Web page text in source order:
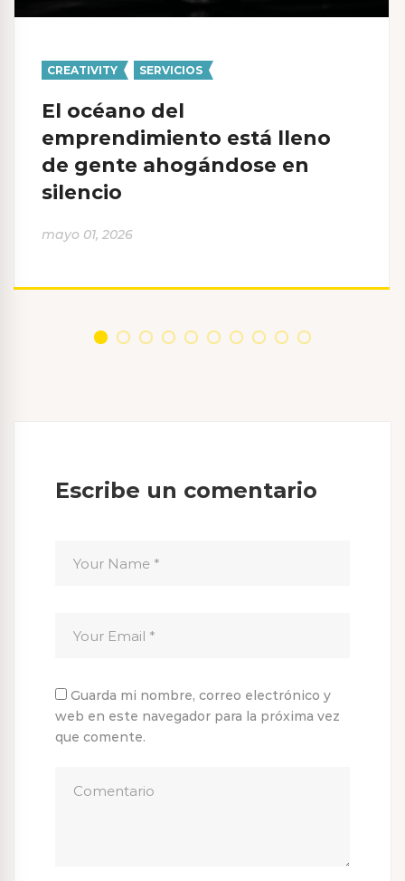
CREATIVITY SERVICIOS
El océano del
emprendimiento está lleno
de gente ahogándose en
silencio
mayo 01, 2026
Escribe un comentario
Guarda mi nombre, correo electrónico y
web en este navegador para la próxima vez
que comente.